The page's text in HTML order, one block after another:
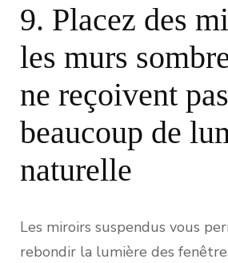
9. Placez des
les murs
ne reçoivent pas
beaucoup de
naturelle
Les miroirs suspendus vous
rebondir la lumière des